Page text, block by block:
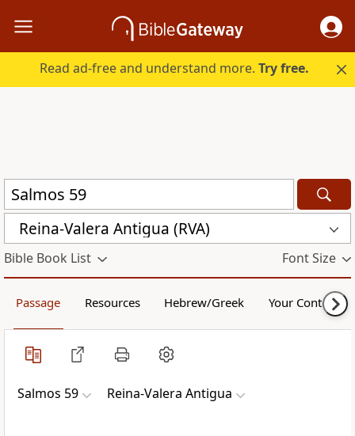
Read ad-free and understand more.Try free.
Reina-Valera Antigua (RVA)
Bible Book List Font Size
Passage Resources Hebrew/Greek Your Content
Salmos 59 Reina-Valera Antigua